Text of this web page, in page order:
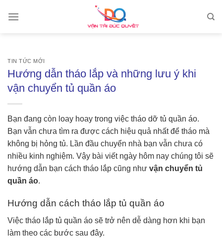
TIN TỨC MỚI
Hướng dẫn tháo lắp và những lưu ý khi
vận chuyển tủ quần áo
Bạn đang còn loay hoay trong việc tháo dỡ tủ quần áo.
Bạn vẫn chưa tìm ra được cách hiệu quả nhất để tháo mà
không bị hỏng tủ. Lần đầu chuyển nhà bạn vẫn chưa có
nhiều kinh nghiệm. Vậy bài viết ngày hôm nay chúng tôi sẽ
hướng dẫn bạn cách tháo lắp cũng như vận chuyển tủ
quần áo.
Hướng dẫn cách tháo lắp tủ quần áo
Việc tháo lắp tủ quần áo sẽ trở nên dễ dàng hơn khi bạn
làm theo các bước sau đây.